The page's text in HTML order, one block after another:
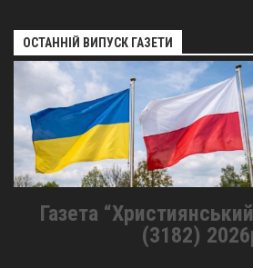
ОСТАННІЙ ВИПУСК ГАЗЕТИ
Газета
(3182)